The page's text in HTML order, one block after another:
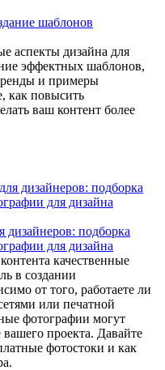
шаблонов
аспекты дизайна для
эффектных шаблонов,
и примеры
как повысить
ваш контент более
дизайнеров: подборка
для дизайна
качественные
в создании
от того, работаете ли
или печатной
фотографии могут
проекта. Давайте
фотостоки и как